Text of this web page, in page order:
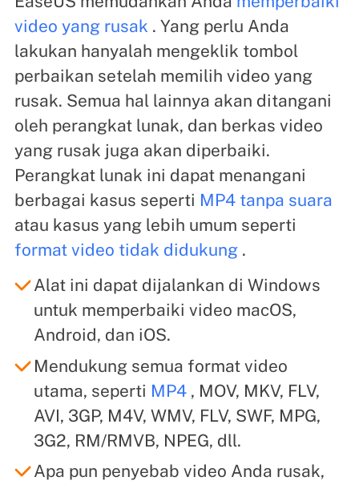
video yang rusak . Yang perlu Anda
lakukan hanyalah mengeklik tombol
perbaikan setelah memilih video yang
rusak. Semua hal lainnya akan ditangani
oleh perangkat lunak, dan berkas video
yang rusak juga akan diperbaiki.
Perangkat lunak ini dapat menangani
berbagai kasus seperti MP4 tanpa suara
atau kasus yang lebih umum seperti
format video tidak didukung.
Alat ini dapat dijalankan di Windows
untuk memperbaiki video macOS,
Android, dan iOS.
Mendukung semua format video
utama, seperti MP4, MOV, MKV, FLV,
AVI, 3GP, M4V, WMV, FLV, SWF, MPG,
3G2, RM/RMVB, NPEG, dll.
Apa pun penyebab video Anda rusak,